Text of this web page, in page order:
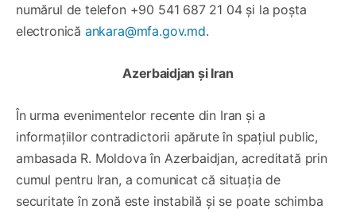
numărul de telefon +90 541 687 21 04 și la poșta
electronică ankara@mfa.gov.md.
Azerbaidjan și Iran
În urma evenimentelor recente din Iran și a
informațiilor contradictorii apărute în spațiul public,
ambasada R. Moldova în Azerbaidjan, acreditată prin
cumul pentru Iran, a comunicat că situația de
securitate în zonă este instabilă și se poate schimba